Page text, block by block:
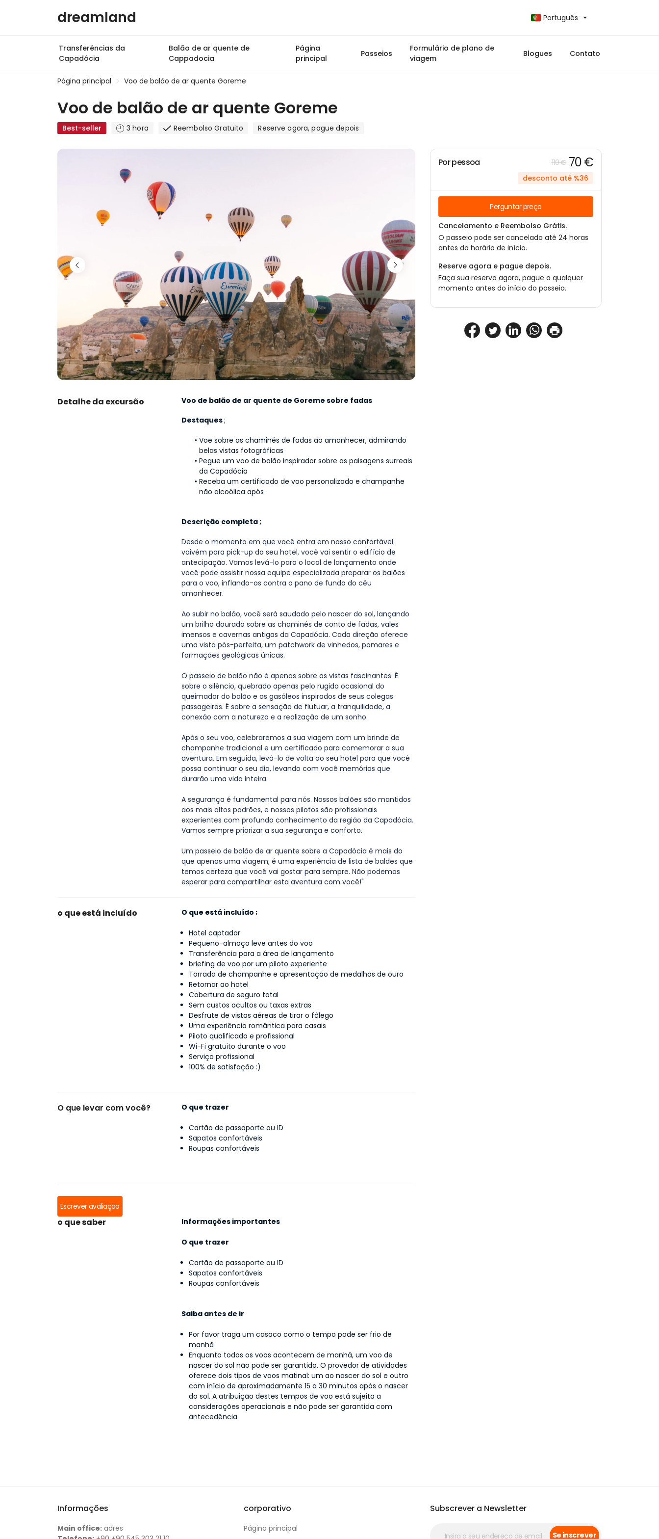
dreamland Português
Transferências da
Capadócia
Balão de ar quente de
Cappadocia
Página
principal
Passeios
Formulário de plano de
viagem
Blogues Contato
Página principal Voo de balão de ar quente Goreme
Voo de balão de ar quente Goreme
Best-seller 3 hora Reembolso Gratuito Reserve agora, pague depois
Detalhe da excursão
Voo de balão de ar quente de Goreme sobre fadas
Destaques ;
Voe sobre as chaminés de fadas ao amanhecer, admirando
belas vistas fotográficas
Pegue um voo de balão inspirador sobre as paisagens surreais
da Capadócia
Receba um certificado de voo personalizado e champanhe
não alcoólica após
Descrição completa ;
Desde o momento em que você entra em nosso confortável
vaivém para pick-up do seu hotel, você vai sentir o edifício de
antecipação. Vamos levá-lo para o local de lançamento onde
você pode assistir nossa equipe especializada preparar os balões
para o voo, inflando-os contra o pano de fundo do céu
amanhecer.
Ao subir no balão, você será saudado pelo nascer do sol, lançando
um brilho dourado sobre as chaminés de conto de fadas, vales
imensos e cavernas antigas da Capadócia. Cada direção oferece
uma vista pós-perfeita, um patchwork de vinhedos, pomares e
formações geológicas únicas.
O passeio de balão não é apenas sobre as vistas fascinantes. É
sobre o silêncio, quebrado apenas pelo rugido ocasional do
queimador do balão e os gasóleos inspirados de seus colegas
passageiros. É sobre a sensação de flutuar, a tranquilidade, a
conexão com a natureza e a realização de um sonho.
Após o seu voo, celebraremos a sua viagem com um brinde de
champanhe tradicional e um certificado para comemorar a sua
aventura. Em seguida, levá-lo de volta ao seu hotel para que você
possa continuar o seu dia, levando com você memórias que
durarão uma vida inteira.
A segurança é fundamental para nós. Nossos balões são mantidos
aos mais altos padrões, e nossos pilotos são profissionais
experientes com profundo conhecimento da região da Capadócia.
Vamos sempre priorizar a sua segurança e conforto.
Um passeio de balão de ar quente sobre a Capadócia é mais do
que apenas uma viagem; é uma experiência de lista de baldes que
temos certeza que você vai gostar para sempre. Não podemos
esperar para compartilhar esta aventura com você!"
o que está incluído O que está incluído ;
Hotel captador
Pequeno-almoço leve antes do voo
Transferência para a área de lançamento
briefing de voo por um piloto experiente
Torrada de champanhe e apresentação de medalhas de ouro
Retornar ao hotel
Cobertura de seguro total
Sem custos ocultos ou taxas extras
Desfrute de vistas aéreas de tirar o fôlego
Uma experiência romântica para casais
Piloto qualificado e profissional
Wi-Fi gratuito durante o voo
Serviço profissional
100% de satisfação :)
O que levar com você? O que trazer
Cartão de passaporte ou ID
Sapatos confortáveis
Roupas confortáveis
Escrever avaliação
o que saber Informações importantes
O que trazer
Cartão de passaporte ou ID
Sapatos confortáveis
Roupas confortáveis
Saiba antes de ir
Por favor traga um casaco como o tempo pode ser frio de
manhã
Enquanto todos os voos acontecem de manhã, um voo de
nascer do sol não pode ser garantido. O provedor de atividades
oferece dois tipos de voos matinal: um ao nascer do sol e outro
com início de aproximadamente 15 a 30 minutos após o nascer
do sol. A atribuição destes tempos de voo está sujeita a
considerações operacionais e não pode ser garantida com
antecedência
Por pessoa 110 € 70 €
desconto até %36
Perguntar preço
Cancelamento e Reembolso Grátis.
O passeio pode ser cancelado até 24 horas
antes do horário de início.
Reserve agora e pague depois.
Faça sua reserva agora, pague a qualquer
momento antes do início do passeio.
Informações
Main office: adres
corporativo
Página principal
Subscrever a Newsletter
Se inscrever